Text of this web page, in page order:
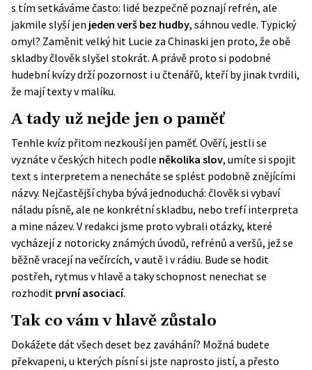
s tím setkáváme často: lidé bezpečně poznají refrén, ale
jakmile slyší jen jeden verš bez hudby, sáhnou vedle. Typický
omyl? Zaměnit velký hit Lucie za Chinaski jen proto, že obě
skladby člověk slyšel stokrát. A právě proto si podobné
hudební kvízy drží pozornost i u čtenářů, kteří by jinak tvrdili,
že mají texty v malíku.
A tady už nejde jen o paměť
Tenhle kvíz přitom nezkouší jen paměť. Ověří, jestli se
vyznáte v českých hitech podle několika slov, umíte si spojit
text s interpretem a nenecháte se splést podobně znějícími
názvy. Nejčastější chyba bývá jednoduchá: člověk si vybaví
náladu písně, ale ne konkrétní skladbu, nebo trefí interpreta
a mine název. V redakci jsme proto vybrali otázky, které
vycházejí z notoricky známých úvodů, refrénů a veršů, jež se
běžně vracejí na večírcích, v autě i v rádiu. Bude se hodit
postřeh, rytmus v hlavě a taky schopnost nenechat se
rozhodit první asociací.
Tak co vám v hlavě zůstalo
Dokážete dát všech deset bez zaváhání? Možná budete
překvapeni, u kterých písní si jste naprosto jistí, a přesto